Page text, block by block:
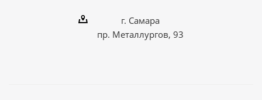
г. Самара
пр. Металлургов, 93